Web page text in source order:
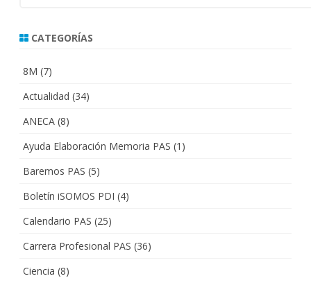
CATEGORÍAS
8M (7)
Actualidad (34)
ANECA (8)
Ayuda Elaboración Memoria PAS (1)
Baremos PAS (5)
Boletín iSOMOS PDI (4)
Calendario PAS (25)
Carrera Profesional PAS (36)
Ciencia (8)